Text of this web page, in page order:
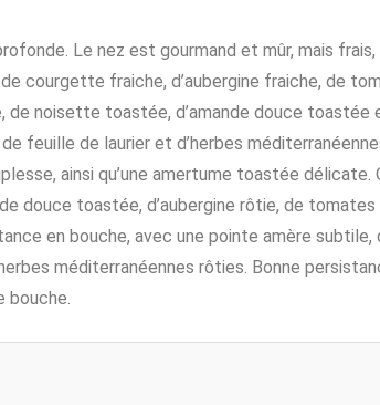
Le nez est gourmand et mûr, mais frais,
courgette fraiche, d’aubergine fraiche, de
de noisette toastée, d’amande douce toastée
feuille de laurier et d’herbes
ainsi qu’une amertume toastée délicate.
douce toastée, d’aubergine rôtie, de
en bouche, avec une pointe amère subtile,
méditerranéennes rôties. Bonne
bouche.